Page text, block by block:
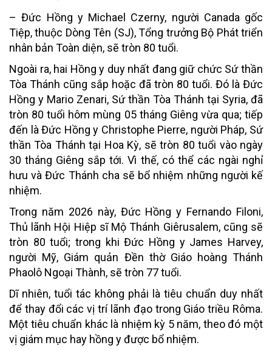
– Đức Hồng y Michael Czerny, người Canada gốc
Tiệp, thuộc Dòng Tên (SJ), Tổng trưởng Bộ Phát triển
nhân bản Toàn diện, sẽ tròn 80 tuổi.
Ngoài ra, hai Hồng y duy nhất đang giữ chức Sứ thần
Tòa Thánh cũng sắp hoặc đã tròn 80 tuổi. Đó là Đức
Hồng y Mario Zenari, Sứ thần Tòa Thánh tại Syria, đã
tròn 80 tuổi hôm mùng 05 tháng Giêng vừa qua; tiếp
đến là Đức Hồng y Christophe Pierre, người Pháp, Sứ
thần Tòa Thánh tại Hoa Kỳ, sẽ tròn 80 tuổi vào ngày
30 tháng Giêng sắp tới. Vì thế, có thể các ngài nghỉ
hưu và Đức Thánh cha sẽ bổ nhiệm những người kế
nhiệm.
Trong năm 2026 này, Đức Hồng y Fernando Filoni,
Thủ lãnh Hội Hiệp sĩ Mộ Thánh Giêrusalem, cũng sẽ
tròn 80 tuổi; trong khi Đức Hồng y James Harvey,
người Mỹ, Giám quản Đền thờ Giáo hoàng Thánh
Phaolô Ngoại Thành, sẽ tròn 77 tuổi.
Dĩ nhiên, tuổi tác không phải là tiêu chuẩn duy nhất
để thay đổi các vị trí lãnh đạo trong Giáo triều Rôma.
Một tiêu chuẩn khác là nhiệm kỳ 5 năm, theo đó một
vị giám mục hay hồng y được bổ nhiệm.